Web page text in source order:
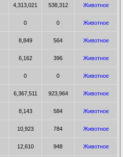
4,313,021 538,312 Животное
0 0 Животное
8,849 564 Животное
6,162 396 Животное
0 0 Животное
6,367,511 923,964 Животное
8,143 584 Животное
10,923 784 Животное
12,610 948 Животное